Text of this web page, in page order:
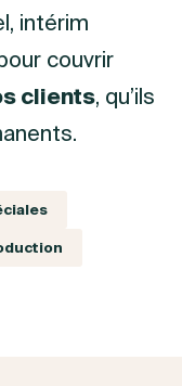
intérim
couvrir
clients, qu’ils